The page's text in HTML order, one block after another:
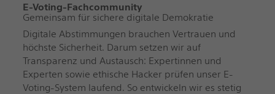
E-Voting-Fachcommunity
Gemeinsam für sichere digitale Demokratie
Digitale Abstimmungen brauchen Vertrauen und
höchste Sicherheit. Darum setzen wir auf
Transparenz und Austausch: Expertinnen und
Experten sowie ethische Hacker prüfen unser E-
Voting-System laufend. So entwickeln wir es stetig